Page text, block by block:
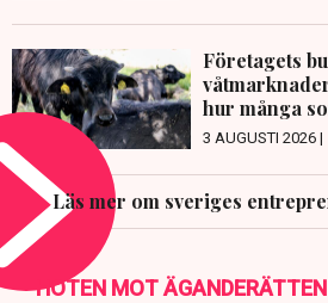
Företagets
hur många
3 AUGUSTI 2026 |
Läs mer om sveriges
HOTEN MOT ÄGANDERÄTTEN